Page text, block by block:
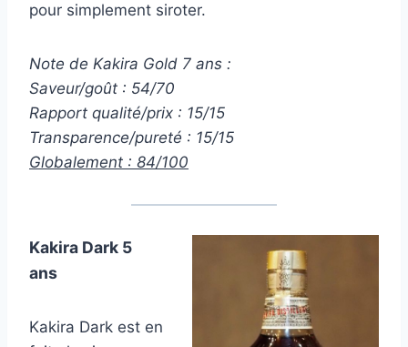
pour simplement siroter.
Note de Kakira Gold 7 ans :
Saveur/goût : 54/70
Rapport qualité/prix : 15/15
Transparence/pureté : 15/15
Globalement : 84/100
Kakira Dark 5
ans
Kakira Dark est en